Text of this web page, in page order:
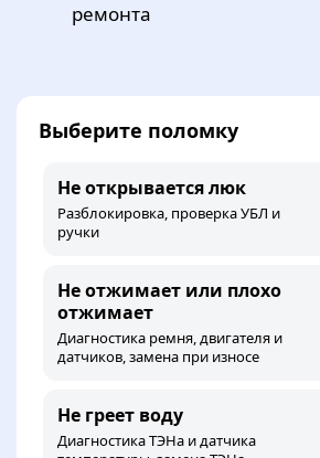
ремонта
Выберите поломку
Не открывается люк
Разблокировка, проверка УБЛ и
ручки
Не отжимает или плохо
отжимает
Диагностика ремня, двигателя и
датчиков, замена при износе
Не греет воду
Диагностика ТЭНа и датчика